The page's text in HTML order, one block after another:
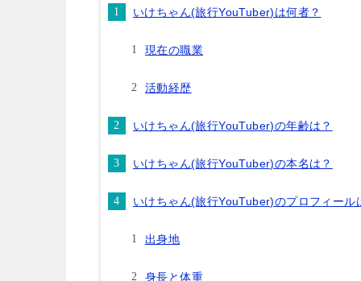
いけちゃん(旅行YouTuber)は何者？
現在の職業
活動経歴
いけちゃん(旅行YouTuber)の年齢は？
いけちゃん(旅行YouTuber)の本名は？
いけちゃん(旅行YouTuber)のプロフィール
出身地
身長と体重